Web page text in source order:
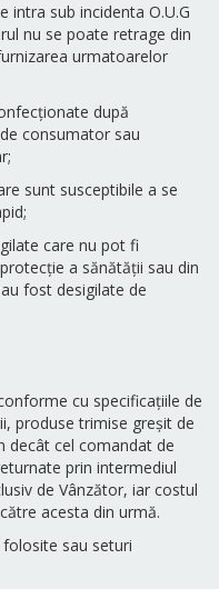
intra sub incidenta O.U.G
nu se poate retrage din
urmatoarelor
după
consumator sau
sunt susceptibile a se
care nu pot fi
a sănătății sau din
fost desigilate de
cu specificațiile de
produse trimise greșit de
decât cel comandat de
prin intermediul
de Vânzător, iar costul
acesta din urmă.
sau seturi